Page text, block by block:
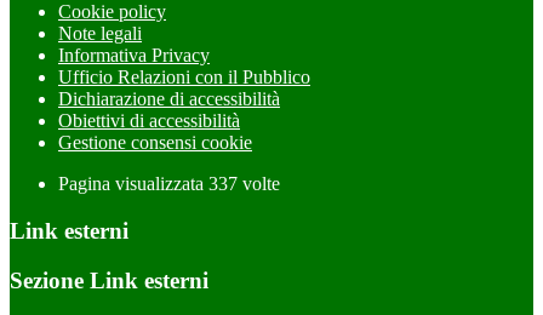
Cookie policy
Note legali
Informativa Privacy
Ufficio Relazioni con il Pubblico
Dichiarazione di accessibilità
Obiettivi di accessibilità
Gestione consensi cookie
Pagina visualizzata 337 volte
Link esterni
Sezione Link esterni